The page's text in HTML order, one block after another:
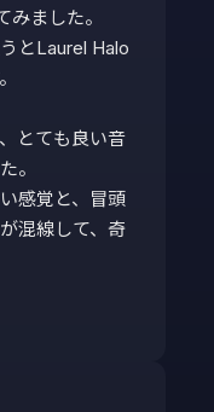
ました。
とLaurel Halo
とても良い音
。
感覚と、冒頭
混線して、奇